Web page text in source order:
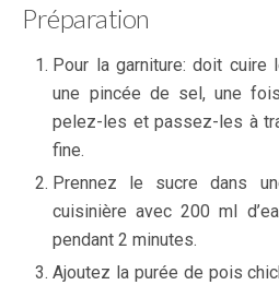
Préparation
Pour la garniture: doit cuire
une pincée de sel, une
pelez-les et passez-les à
fine.
Prennez le sucre dans
cuisinière avec 200 ml
pendant 2 minutes.
Ajoutez la purée de pois